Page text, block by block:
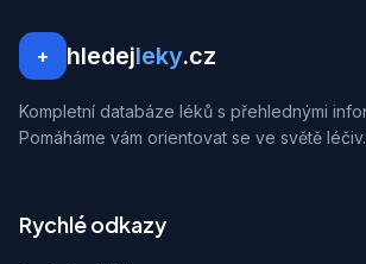
+ hledejleky.cz
Kompletní databáze léků s přehlednými
Pomáháme vám orientovat se ve světě léčiv.
Rychlé odkazy